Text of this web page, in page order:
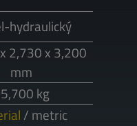
hydraulický
2,730 x 3,200
mm
kg
/ metric